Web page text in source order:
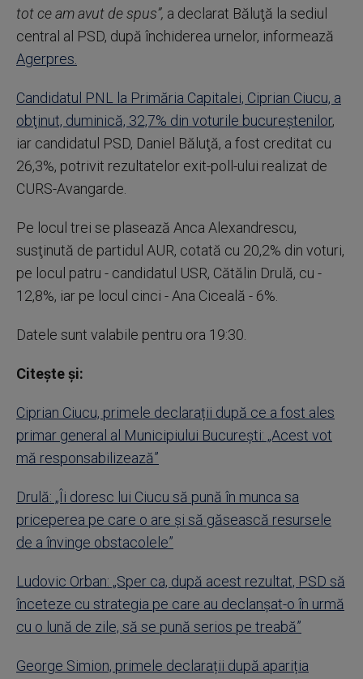
tot ce am avut de spus”, a declarat Băluţă la sediul
central al PSD, după închiderea urnelor, informează
Agerpres.
Candidatul PNL la Primăria Capitalei, Ciprian Ciucu, a
obţinut, duminică, 32,7% din voturile bucureştenilor,
iar candidatul PSD, Daniel Băluţă, a fost creditat cu
26,3%, potrivit rezultatelor exit-poll-ului realizat de
CURS-Avangarde.
Pe locul trei se plasează Anca Alexandrescu,
susţinută de partidul AUR, cotată cu 20,2% din voturi,
pe locul patru - candidatul USR, Cătălin Drulă, cu -
12,8%, iar pe locul cinci - Ana Ciceală - 6%.
Datele sunt valabile pentru ora 19:30.
Citește și:
Ciprian Ciucu, primele declarații după ce a fost ales
primar general al Municipiului București: „Acest vot
mă responsabilizează”
Drulă: „Îi doresc lui Ciucu să pună în munca sa
priceperea pe care o are şi să găsească resursele
de a învinge obstacolele”
Ludovic Orban: „Sper ca, după acest rezultat, PSD să
înceteze cu strategia pe care au declanşat-o în urmă
cu o lună de zile, să se pună serios pe treabă”
George Simion, primele declarații după apariția